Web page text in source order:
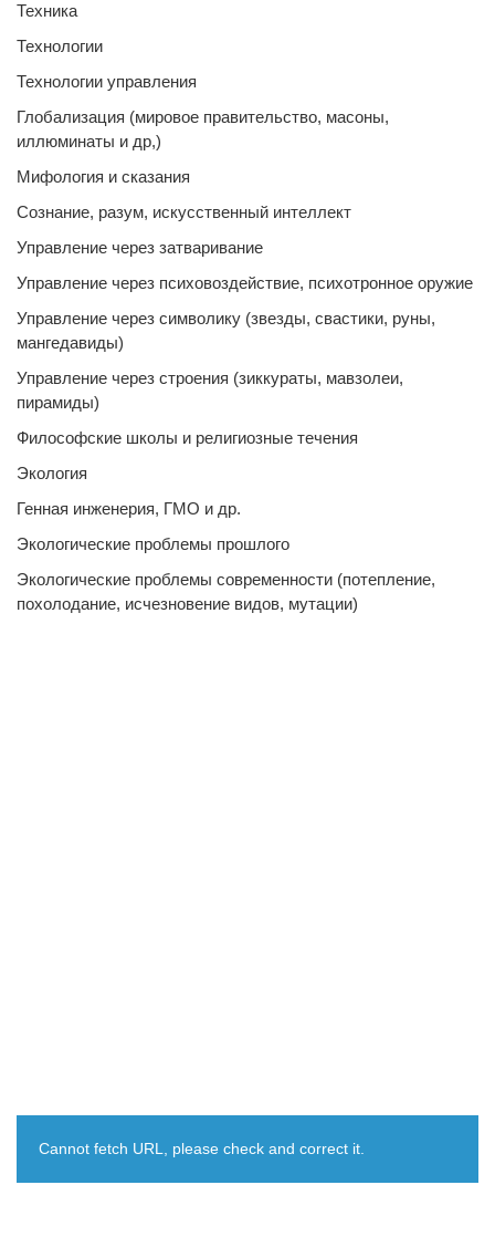
Техника
Технологии
Технологии управления
Глобализация (мировое правительство, масоны,
иллюминаты и др,)
Мифология и сказания
Сознание, разум, искусственный интеллект
Управление через затваривание
Управление через психовоздействие, психотронное оружие
Управление через символику (звезды, свастики, руны,
мангедавиды)
Управление через строения (зиккураты, мавзолеи,
пирамиды)
Философские школы и религиозные течения
Экология
Генная инженерия, ГМО и др.
Экологические проблемы прошлого
Экологические проблемы современности (потепление,
похолодание, исчезновение видов, мутации)
Cannot fetch URL, please check and correct it.